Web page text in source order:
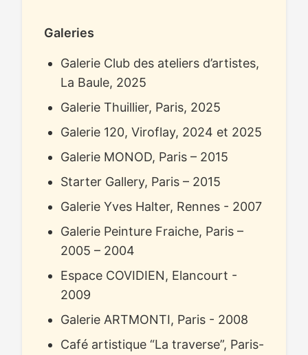
Galeries
Galerie Club des ateliers d’artistes,
La Baule, 2025
Galerie Thuillier, Paris, 2025
Galerie 120, Viroflay, 2024 et 2025
Galerie MONOD, Paris – 2015
Starter Gallery, Paris – 2015
Galerie Yves Halter, Rennes - 2007
Galerie Peinture Fraiche, Paris –
2005 – 2004
Espace COVIDIEN, Elancourt -
2009
Galerie ARTMONTI, Paris - 2008
Café artistique “La traverse”, Paris-